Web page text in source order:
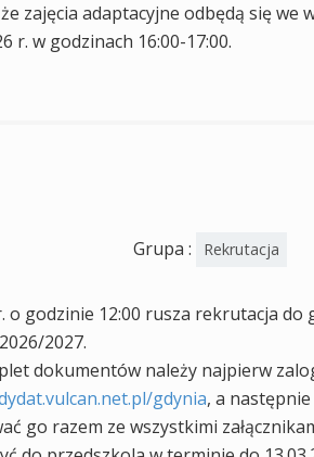
zajęcia adaptacyjne odbędą się we
r. w godzinach 16:00-17:00.
Grupa : Rekrutacja
o godzinie 12:00 rusza rekrutacja do
2027.
dokumentów należy najpierw
gdynia, a następnie
go razem ze wszystkimi